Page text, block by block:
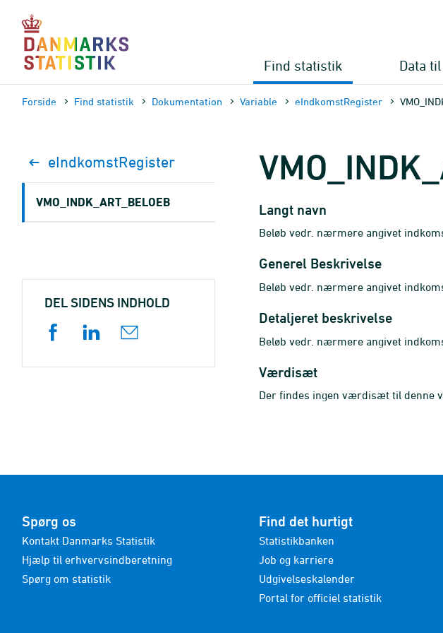
sidens
indhold
Find statistik Data
Forside Find statistik Dokumen­tation Variable eIndkomstRegister
Langt navn
Beløb vedr. nærmere angivet
Generel Beskrivelse
Beløb vedr. nærmere angivet
Detaljeret beskrivelse
Beløb vedr. nærmere angivet
Værdisæt
Der findes ingen værdisæt til denne
eIndkomstRegister
VMO_INDK_ART_BELOEB
DEL SIDENS INDHOLD
Spørg os
Kontakt Danmarks Statistik
Hjælp til erhvervsindberetning
Spørg om statistik
Find det hurtigt
Statistikbanken
Job og karriere
Udgivelseskalender
Portal for officiel statistik